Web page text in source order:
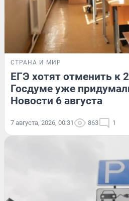
СТРАНА И МИР
ЕГЭ хотят отменить к
Госдуме уже
Новости 6 августа
7 августа, 2026, 00:31 863 1